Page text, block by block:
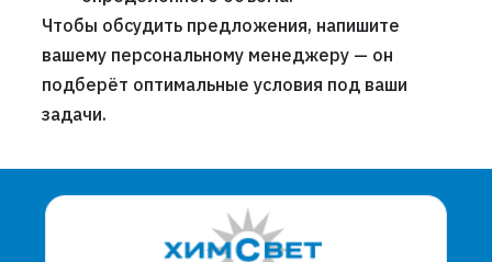
Чтобы обсудить предложения, напишите
вашему персональному менеджеру — он
подберёт оптимальные условия под ваши
задачи.